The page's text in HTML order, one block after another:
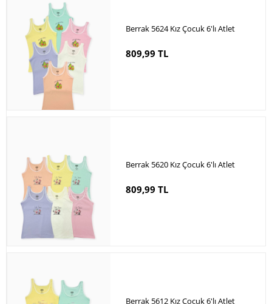
Berrak 5624 Kız Çocuk 6'lı Atlet
809,99 TL
Berrak 5620 Kız Çocuk 6'lı Atlet
809,99 TL
Berrak 5612 Kız Çocuk 6'lı Atlet